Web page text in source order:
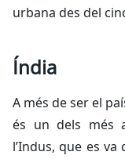
urbana des del
Índia
A més de ser el
és un dels més
l’Indus, que es